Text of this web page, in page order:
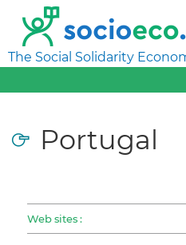
The Social Solidarity
Portugal
Web sites :